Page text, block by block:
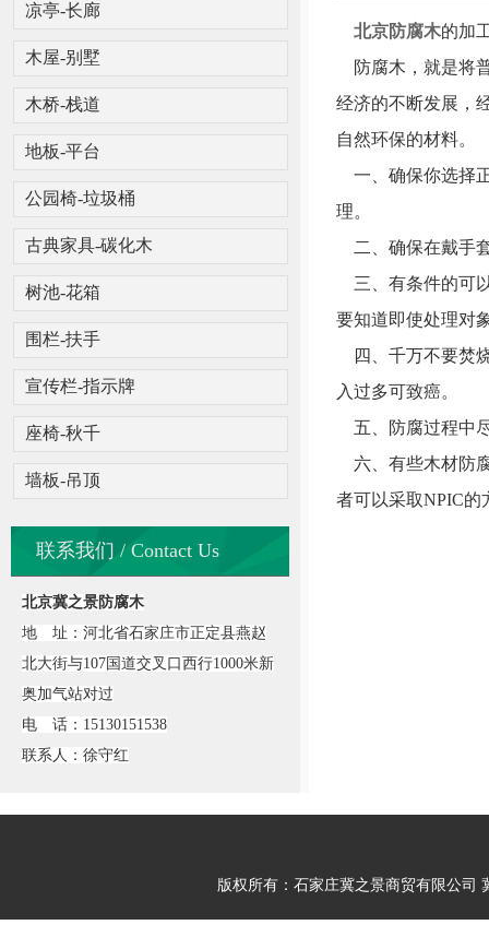
凉亭-长廊
木屋-别墅
木桥-栈道
地板-平台
公园椅-垃圾桶
古典家具-碳化木
树池-花箱
围栏-扶手
宣传栏-指示牌
座椅-秋千
墙板-吊顶
联系我们 / Contact Us
北京冀之景防腐木
地 址：河北省石家庄市正定县燕赵
北大街与107国道交叉口西行1000米新
奥加气站对过
电 话：15130151538
联系人：徐守红
北京防腐木的加
防腐木，就是将
经济的不断发展，
自然环保的材料。
一、确保你选择
理。
二、确保在戴手
三、有条件的可
要知道即使处理对
四、千万不要焚
入过多可致癌。
五、防腐过程中
六、有些木材防
者可以采取NPIC的
版权所有：石家庄冀之景商贸有限公司